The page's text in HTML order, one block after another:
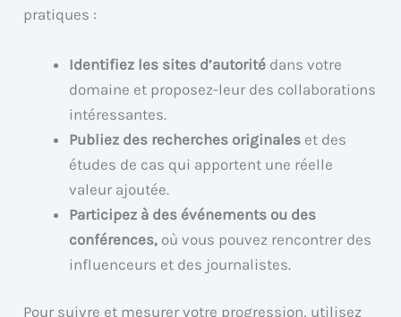
pratiques :
Identifiez les sites d’autorité dans votre
domaine et proposez-leur des collaborations
intéressantes.
Publiez des recherches originales et des
études de cas qui apportent une réelle
valeur ajoutée.
Participez à des événements ou des
conférences, où vous pouvez rencontrer des
influenceurs et des journalistes.
Pour suivre et mesurer votre progression, utilisez